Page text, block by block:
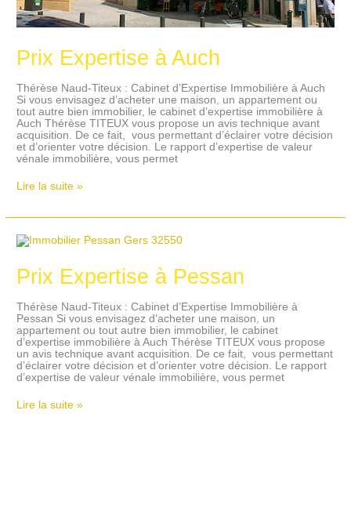
Prix Expertise à Auch
Thérèse Naud-Titeux : Cabinet d’Expertise Immobilière à Auch
Si vous envisagez d’acheter une maison, un appartement ou
tout autre bien immobilier, le cabinet d’expertise immobilière à
Auch Thérèse TITEUX vous propose un avis technique avant
acquisition. De ce fait, vous permettant d’éclairer votre décision
et d’orienter votre décision. Le rapport d’expertise de valeur
vénale immobilière, vous permet
Lire la suite »
Prix Expertise à Pessan
Thérèse Naud-Titeux : Cabinet d’Expertise Immobilière à
Pessan Si vous envisagez d’acheter une maison, un
appartement ou tout autre bien immobilier, le cabinet
d’expertise immobilière à Auch Thérèse TITEUX vous propose
un avis technique avant acquisition. De ce fait, vous permettant
d’éclairer votre décision et d’orienter votre décision. Le rapport
d’expertise de valeur vénale immobilière, vous permet
Prix
Expertise
Pessan
Lire la suite »